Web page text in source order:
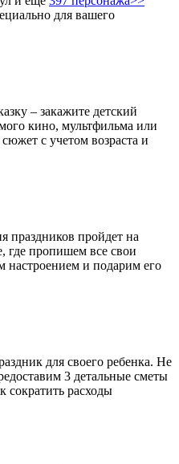
для вашего
– закажите детский
кино, мультфильма или
с учетом возраста и
праздников пройдет на
где пропишем все свои
настроением и подарим его
для своего ребенка. Не
3 детальные сметы
сократить расходы